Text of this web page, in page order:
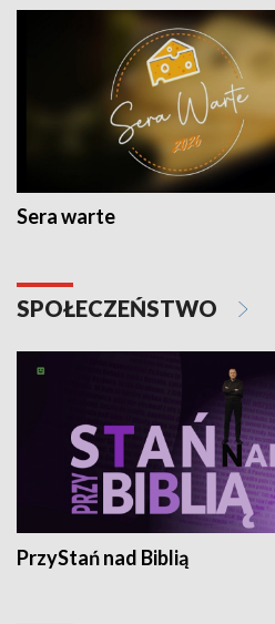
Sera warte
SPOŁECZEŃSTWO
PrzyStań nad Biblią